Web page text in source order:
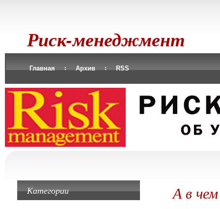
Риск-менеджмент
Главная Архив RSS
А в
Категории